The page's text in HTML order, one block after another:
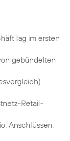
lag im ersten
gebündelten
Retail-
Anschlüssen.